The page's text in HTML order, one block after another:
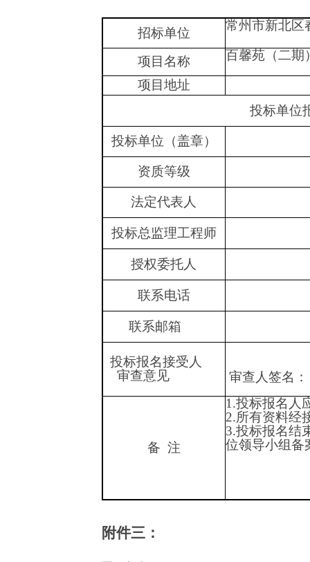
招标单位
常州市新北区
项目名称 百馨苑（二期
项目地址
投标单位
投标单位（盖章）
资质等级
法定代表人
投标总监理工程师
授权委托人
联系电话
联系邮箱
投标报名接受人
审查意见
审查人签名：
备 注
1.投标报名人
2.所有资料经
3.投标报名结
位领导小组备
附件三：